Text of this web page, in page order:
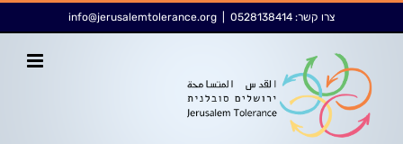
לתוכן
צרו קשר: 0528138414
info@jerusalemtolerance.org